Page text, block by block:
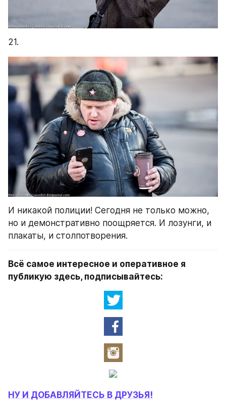
21.
И никакой полиции! Сегодня не только можно,
но и демонстративно поощряется. И лозунги, и
плакаты, и столпотворения.
Всё самое интересное и оперативное я
публикую здесь, подписывайтесь:
НУ И ДОБАВЛЯЙТЕСЬ В ДРУЗЬЯ!